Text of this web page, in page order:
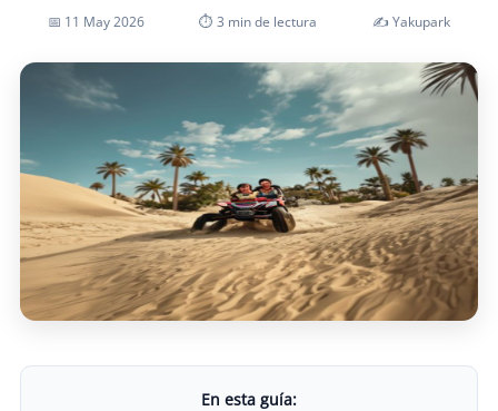
📅 11 May 2026 ⏱ 3 min de lectura ✍️ Yakupark
En esta guía: